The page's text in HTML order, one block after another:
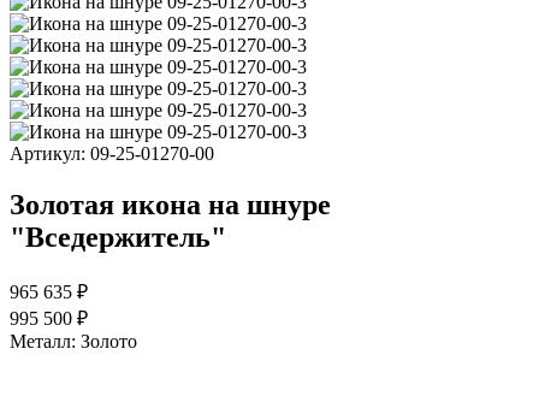
Артикул: 09-25-01270-00
Золотая икона на шнуре
"Вседержитель"
965 635 ₽
995 500 ₽
Металл: Золото